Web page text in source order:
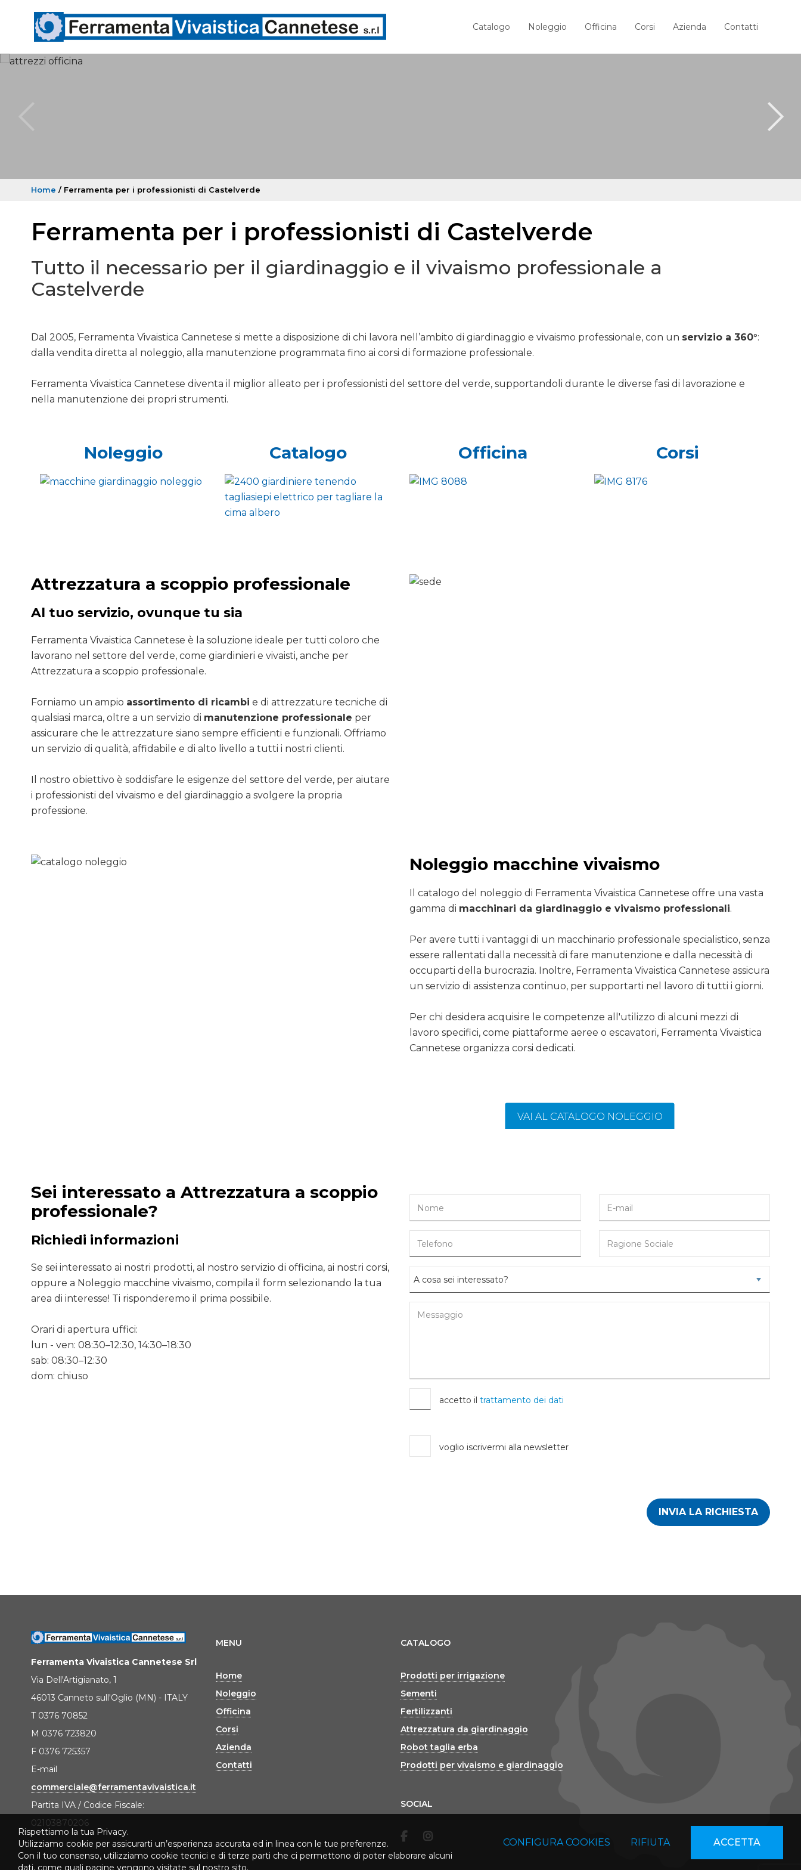
Catalogo Noleggio Officina Corsi Azienda Contatti
Home / Ferramenta per i professionisti di Castelverde
Ferramenta per i professionisti di Castelverde
Tutto il necessario per il giardinaggio e il vivaismo professionale a
Castelverde
Dal 2005, Ferramenta Vivaistica Cannetese si mette a disposizione di chi lavora nell’ambito di giardinaggio e vivaismo professionale, con un servizio a 360°:
dalla vendita diretta al noleggio, alla manutenzione programmata fino ai corsi di formazione professionale.
Ferramenta Vivaistica Cannetese diventa il miglior alleato per i professionisti del settore del verde, supportandoli durante le diverse fasi di lavorazione e
nella manutenzione dei propri strumenti.
Noleggio Catalogo Officina Corsi
Attrezzatura a scoppio professionale
Al tuo servizio, ovunque tu sia
Ferramenta Vivaistica Cannetese è la soluzione ideale per tutti coloro che
lavorano nel settore del verde, come giardinieri e vivaisti, anche per
Attrezzatura a scoppio professionale.
Forniamo un ampio assortimento di ricambi e di attrezzature tecniche di
qualsiasi marca, oltre a un servizio di manutenzione professionale per
assicurare che le attrezzature siano sempre efficienti e funzionali. Offriamo
un servizio di qualità, affidabile e di alto livello a tutti i nostri clienti.
Il nostro obiettivo è soddisfare le esigenze del settore del verde, per aiutare
i professionisti del vivaismo e del giardinaggio a svolgere la propria
professione.
Noleggio macchine vivaismo
Il catalogo del noleggio di Ferramenta Vivaistica Cannetese offre una vasta
gamma di macchinari da giardinaggio e vivaismo professionali.
Per avere tutti i vantaggi di un macchinario professionale specialistico, senza
essere rallentati dalla necessità di fare manutenzione e dalla necessità di
occuparti della burocrazia. Inoltre, Ferramenta Vivaistica Cannetese assicura
un servizio di assistenza continuo, per supportarti nel lavoro di tutti i giorni.
Per chi desidera acquisire le competenze all'utilizzo di alcuni mezzi di
lavoro specifici, come piattaforme aeree o escavatori, Ferramenta Vivaistica
Cannetese organizza corsi dedicati.
VAI AL CATALOGO NOLEGGIO
Sei interessato a Attrezzatura a scoppio
professionale?
Richiedi informazioni
Se sei interessato ai nostri prodotti, al nostro servizio di officina, ai nostri corsi,
oppure a Noleggio macchine vivaismo, compila il form selezionando la tua
area di interesse! Ti risponderemo il prima possibile.
Orari di apertura uffici:
lun - ven: 08:30–12:30, 14:30–18:30
sab: 08:30–12:30
dom: chiuso
accetto il trattamento dei dati
voglio iscrivermi alla newsletter
INVIA LA RICHIESTA
Ferramenta Vivaistica Cannetese Srl
Via Dell'Artigianato, 1
46013 Canneto sull'Oglio (MN) - ITALY
T 0376 70852
M 0376 723820
F 0376 725357
E-mail
commerciale@ferramentavivaistica.it
Partita IVA / Codice Fiscale:
02103870206
MENU
Home
Noleggio
Officina
Corsi
Azienda
Contatti
CATALOGO
Prodotti per irrigazione
Sementi
Fertilizzanti
Attrezzatura da giardinaggio
Robot taglia erba
Prodotti per vivaismo e giardinaggio
SOCIAL
Rispettiamo la tua Privacy.
Utilizziamo cookie per assicurarti un’esperienza accurata ed in linea con le tue preferenze.
Con il tuo consenso, utilizziamo cookie tecnici e di terze parti che ci permettono di poter elaborare alcuni
dati, come quali pagine vengono visitate sul nostro sito.
CONFIGURA COOKIES RIFIUTA ACCETTA